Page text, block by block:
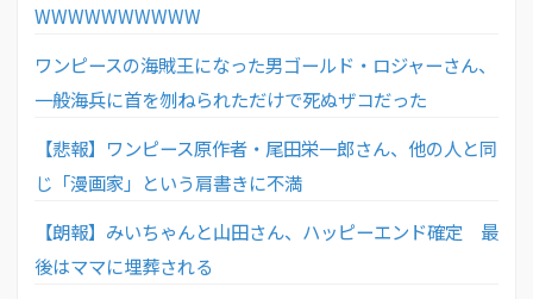
WWWWWWWWWW
ワンピースの海賊王になった男ゴールド・ロジャーさん、
一般海兵に首を刎ねられただけで死ぬザコだった
【悲報】ワンピース原作者・尾田栄一郎さん、他の人と同
じ「漫画家」という肩書きに不満
【朗報】みいちゃんと山田さん、ハッピーエンド確定 最
後はママに埋葬される